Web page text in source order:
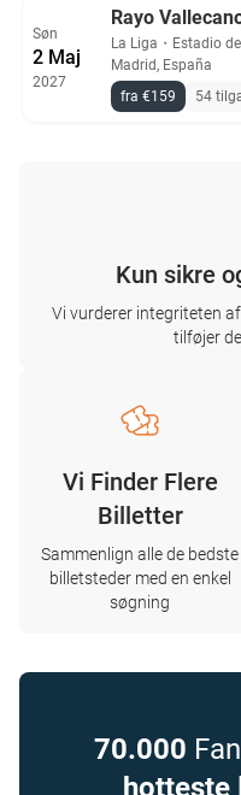
Søn
2 Maj
2027
Rayo
La Liga ・ Estadio
Madrid, España
fra €159
54
Kun sikre
Vi vurderer integriteten
tilføjer
Vi Finder Flere
Billetter
Sammenlign alle de bedste
billetsteder med en enkel
søgning
70.000
hotteste